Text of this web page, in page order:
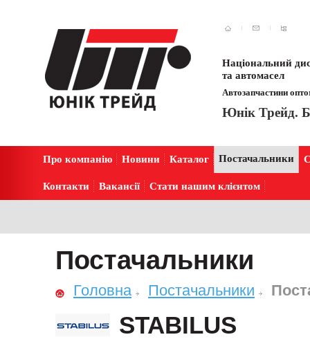
Національний
та автомасел
Автозапчастини
Юнік Трейд.
Про компанію Новини Каталог Постачальники
Контакти Вакансії Стати нашим клієнтом
Постачальники
Головна Постачальники
STABILUS